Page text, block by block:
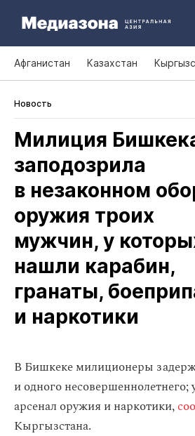
Афганистан Казахстан
Новость
Милиция
заподозрила
в незаконном
оружия троих
мужчин, у
нашли карабин,
гранаты,
и наркотики
​В Бишкеке милиционеры
и одного
арсенал оружия и наркотики,
Кыргызстана.